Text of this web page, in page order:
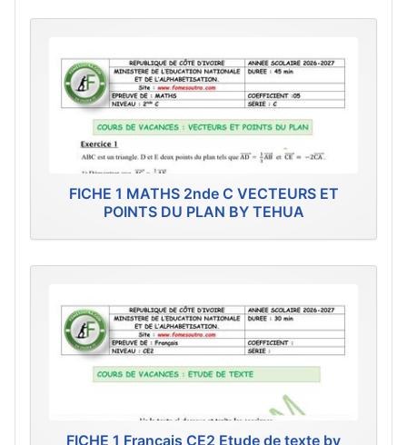
FICHE 1 MATHS 2nde C VECTEURS ET
POINTS DU PLAN BY TEHUA
FICHE 1 Français CE2 Etude de texte by